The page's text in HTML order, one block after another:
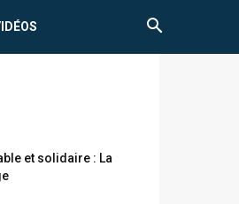
et solidaire : La